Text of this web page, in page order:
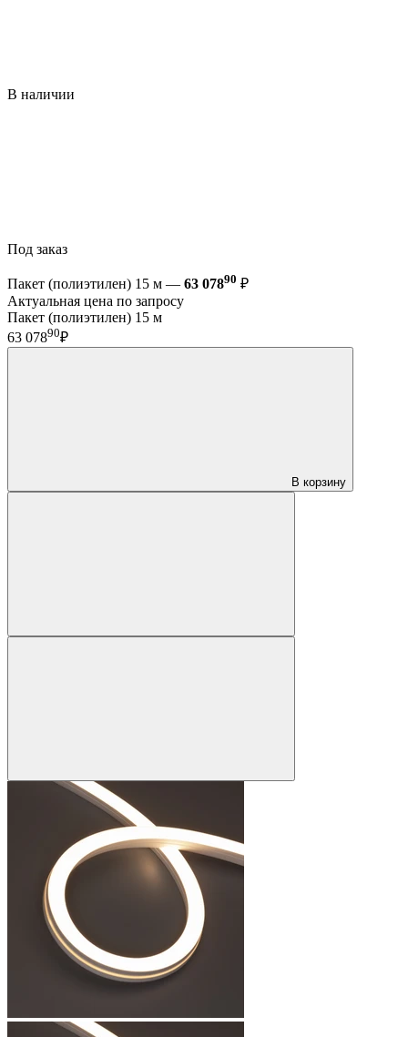
В наличии
Под заказ
Пакет (полиэтилен) 15 м — 63 07890 ₽
Актуальная цена по запросу
Пакет (полиэтилен) 15 м
63 07890₽
В корзину